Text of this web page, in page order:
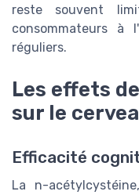
reste souvent
consommateurs à
réguliers.
Les effets
sur le
Efficacité
La n-